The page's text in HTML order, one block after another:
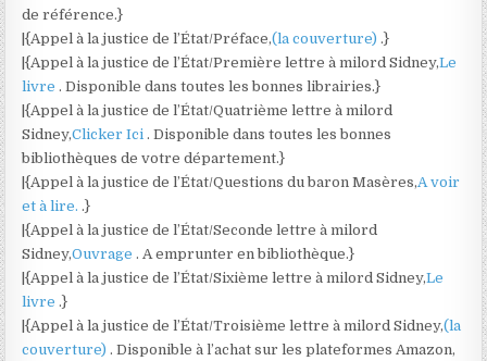
de référence.}
|{Appel à la justice de l’État/Préface,(la couverture).}
|{Appel à la justice de l’État/Première lettre à milord Sidney,Le
livre. Disponible dans toutes les bonnes librairies.}
|{Appel à la justice de l’État/Quatrième lettre à milord
Sidney,Clicker Ici. Disponible dans toutes les bonnes
bibliothèques de votre département.}
|{Appel à la justice de l’État/Questions du baron Masères,A voir
et à lire..}
|{Appel à la justice de l’État/Seconde lettre à milord
Sidney,Ouvrage. A emprunter en bibliothèque.}
|{Appel à la justice de l’État/Sixième lettre à milord Sidney,Le
livre.}
|{Appel à la justice de l’État/Troisième lettre à milord Sidney,(la
couverture). Disponible à l’achat sur les plateformes Amazon,